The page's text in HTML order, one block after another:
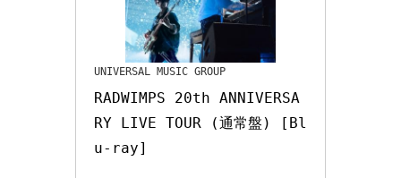
UNIVERSAL MUSIC GROUP
RADWIMPS 20th ANNIVERSA
RY LIVE TOUR (通常盤) [Bl
u-ray]